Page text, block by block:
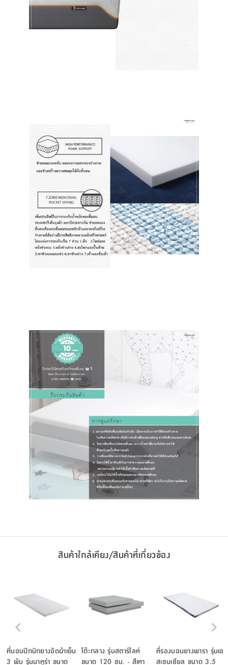
สินค้าใกล้เคียง/สินค้าที่เกี่ยวข้อง
ที่นอนปิกนิกยางอัดผ้าเย็น
3 พับ รุ่นนาทูร่า ขนาด
โต๊ะกลาง รุ่นสตาร์ไลท์
ขนาด 120 ซม. - สีเทา
ที่รองนอนยางพารา รุ่นเอ
สเซนเซียล ขนาด 3.5